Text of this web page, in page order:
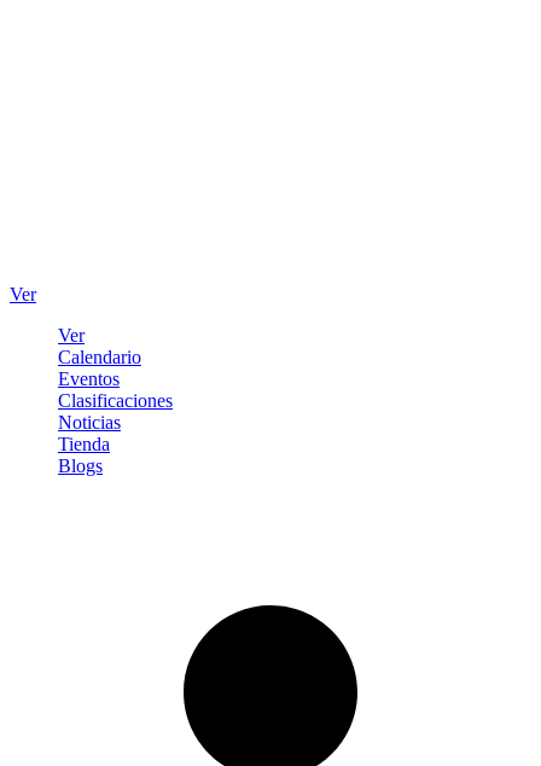
Ver
Ver
Calendario
Eventos
Clasificaciones
Noticias
Tienda
Blogs